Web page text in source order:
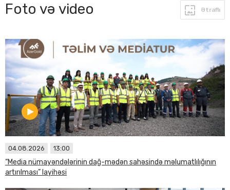
Foto və video Ətraflı
04.08.2026 13:00
“Media nümayəndələrinin dağ-mədən sahəsində məlumatlılığının
artırılması” layihəsi